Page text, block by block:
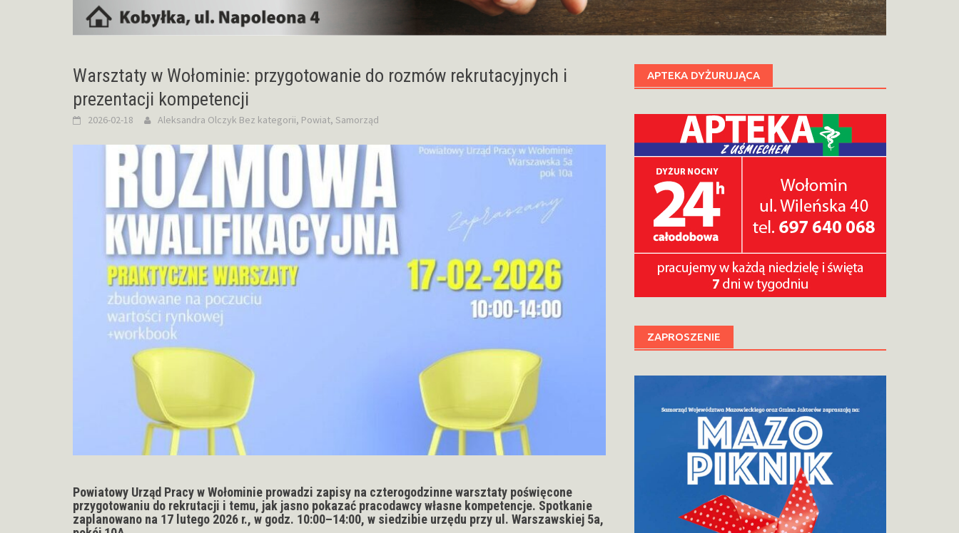
Warsztaty w Wołominie: przygotowanie do rozmów rekrutacyjnych i
prezentacji kompetencji
2026-02-18 Aleksandra Olczyk Bez kategorii, Powiat, Samorząd
Powiatowy Urząd Pracy w Wołominie prowadzi zapisy na czterogodzinne warsztaty poświęcone
przygotowaniu do rekrutacji i temu, jak jasno pokazać pracodawcy własne kompetencje. Spotkanie
zaplanowano na 17 lutego 2026 r., w godz. 10:00–14:00, w siedzibie urzędu przy ul. Warszawskiej 5a,
APTEKA DYŻURUJĄCA
ZAPROSZENIE